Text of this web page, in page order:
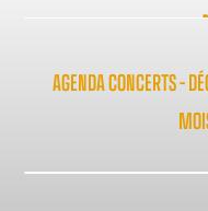
AGENDA CONCERTS –